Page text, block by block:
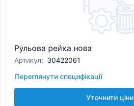
Рульова рейка нова
Артикул: 30422061
Переглянути специфікації
Уточнити ціни